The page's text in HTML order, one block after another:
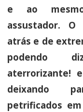
e ao
assustador. O
atrás e de
podendo
aterrorizante!
deixando
petrificados